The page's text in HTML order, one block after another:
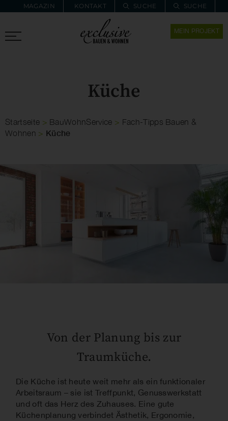
MAGAZIN KONTAKT SUCHE
SUCHE
PROARCHITEC PROINSTALL MEIN PROJEKT
Küche
Startseite > BauWohnService > Fach-Tipps Bauen &
Wohnen > Küche
Von der Planung bis zur
Traumküche.
Die Küche ist heute weit mehr als ein funktionaler
Arbeitsraum – sie ist Treffpunkt, Genusswerkstatt
und oft das Herz des Zuhauses. Eine gute
Küchenplanung verbindet Ästhetik, Ergonomie,